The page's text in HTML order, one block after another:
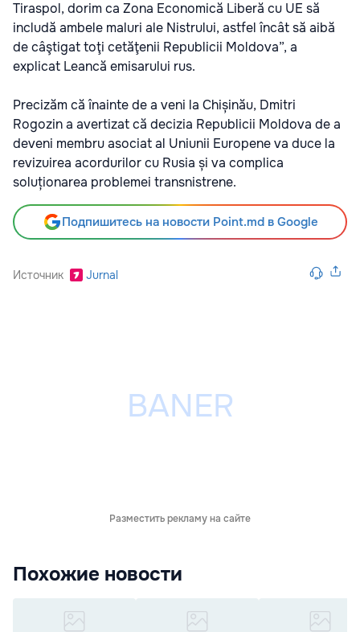
Tiraspol, dorim ca Zona Economică Liberă cu UE să
includă ambele maluri ale Nistrului, astfel încât să aibă
de câştigat toţi cetăţenii Republicii Moldova”, a
explicat Leancă emisarului rus.
Precizăm că înainte de a veni la Chișinău, Dmitri
Rogozin a avertizat că decizia Republicii Moldova de a
deveni membru asociat al Uniunii Europene va duce la
revizuirea acordurilor cu Rusia și va complica
soluționarea problemei transnistrene.
Подпишитесь на новости Point.md в Google
Источник Jurnal
Разместить рекламу на сайте
Похожие новости